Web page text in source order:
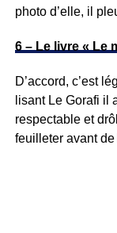
photo d’elle, il
6 – Le livre « Le
D’accord, c’est
lisant Le Gorafi il
respectable et
feuilleter avant de